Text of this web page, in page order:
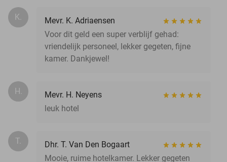
K.
Mevr. K. Adriaensen
Voor dit geld een super verblijf gehad:
vriendelijk personeel, lekker gegeten, fijne
kamer. Dankjewel!
H.
Mevr. H. Neyens
leuk hotel
T.
Dhr. T. Van Den Bogaart
Mooie, ruime hotelkamer. Lekker gegeten